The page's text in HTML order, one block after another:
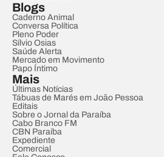
Blogs
Caderno Animal
Conversa Política
Pleno Poder
Sílvio Osias
Saúde Alerta
Mercado em Movimento
Papo Íntimo
Mais
Últimas Notícias
Tábuas de Marés em João Pessoa
Editais
Sobre o Jornal da Paraíba
Cabo Branco FM
CBN Paraíba
Expediente
Comercial